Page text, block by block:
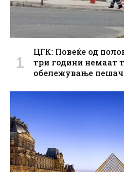
ЦГК: Повеќе од
три години немаат
обележување